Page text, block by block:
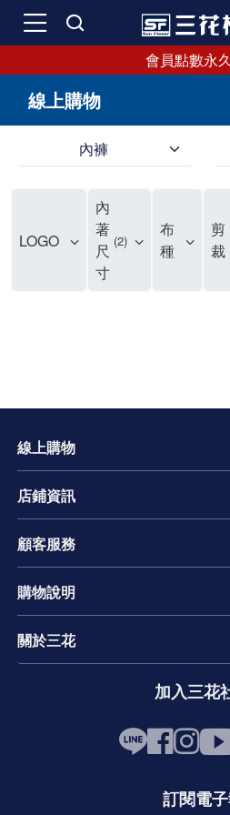
會員點數永
線上購物
內褲
LOGO
內
著
尺
寸
2
布
種
剪
裁
線上購物
店鋪資訊
顧客服務
購物說明
關於三花
加入三花
訂閱電